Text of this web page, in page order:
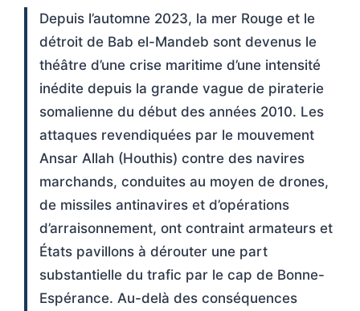
Depuis l’automne 2023, la mer Rouge et le
détroit de Bab el-Mandeb sont devenus le
théâtre d’une crise maritime d’une intensité
inédite depuis la grande vague de piraterie
somalienne du début des années 2010. Les
attaques revendiquées par le mouvement
Ansar Allah (Houthis) contre des navires
marchands, conduites au moyen de drones,
de missiles antinavires et d’opérations
d’arraisonnement, ont contraint armateurs et
États pavillons à dérouter une part
substantielle du trafic par le cap de Bonne-
Espérance. Au-delà des conséquences